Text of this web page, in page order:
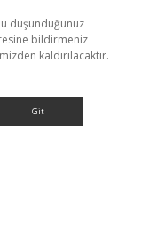
düşündüğünüz
bildirmeniz
kaldırılacaktır.